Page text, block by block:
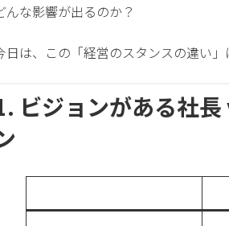
んな影響が出るのか？
日は、この「経営のスタンスの違い」
ビジョンがある社